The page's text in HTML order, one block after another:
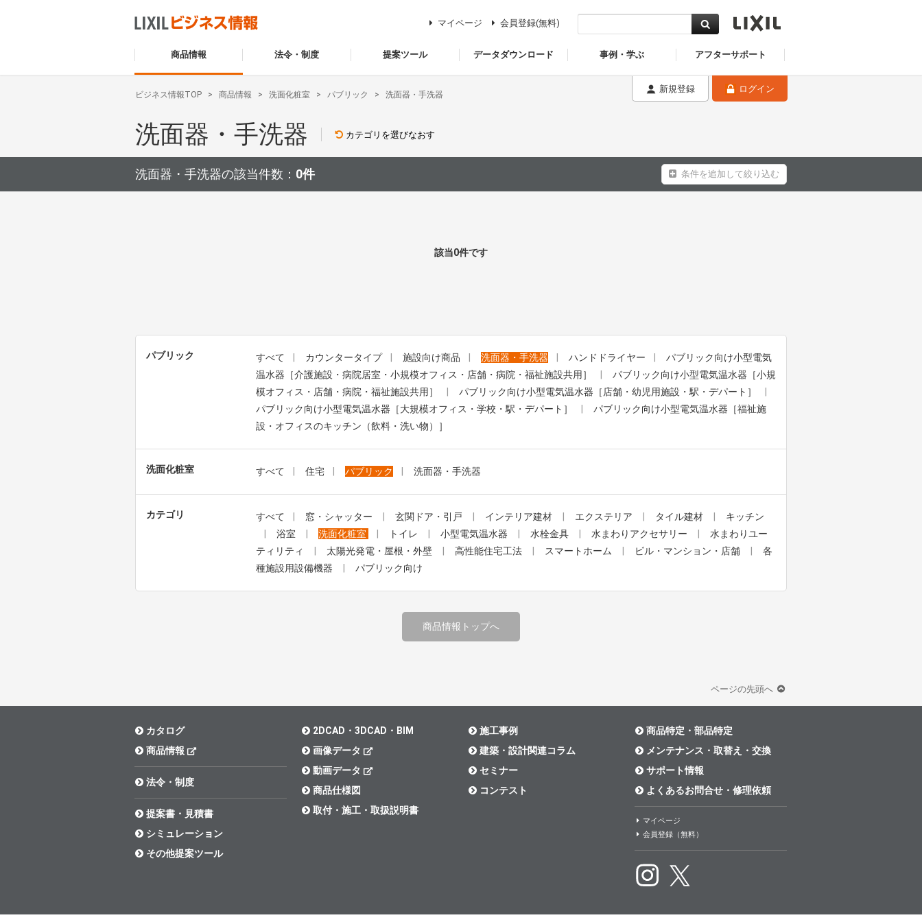
商品情報 法令・制度 提案ツール データダウンロード 事例・学ぶ アフターサポート
マイページ 会員登録(無料)
新規登録 ログイン
ビジネス情報TOP 商品情報 洗面化粧室 パブリック 洗面器・手洗器
洗面器・手洗器 カテゴリを選びなおす
洗面器・手洗器の該当件数： 0件 条件を追加して絞り込む
該当0件です
パブリック すべて カウンタータイプ 施設向け商品 洗面器・手洗器 ハンドドライヤー
パブリック向け小型電気
温水器［介護施設・病院居室・小規模オフィス・店舗・病院・福祉施設共用］
パブリック向け小型電気温水器［小規
模オフィス・店舗・病院・福祉施設共用］
パブリック向け小型電気温水器［店舗・幼児用施設・駅・デパート］
パブリック向け小型電気温水器［大規模オフィス・学校・駅・デパート］
パブリック向け小型電気温水器［福祉施
設・オフィスのキッチン（飲料・洗い物）］
洗面化粧室 すべて 住宅 パブリック 洗面器・手洗器
カテゴリ すべて 窓・シャッター 玄関ドア・引戸 インテリア建材 エクステリア タイル建材
キッチン
浴室
洗面化粧室 トイレ 小型電気温水器 水栓金具 水まわりアクセサリー
水まわりユー
ティリティ
太陽光発電・屋根・外壁 高性能住宅工法 スマートホーム ビル・マンション・店舗
各
種施設用設備機器
パブリック向け
商品情報トップへ
ページの先頭へ
カタログ
商品情報
法令・制度
提案書・見積書
シミュレーション
その他提案ツール
2DCAD・3DCAD・BIM
画像データ
動画データ
商品仕様図
取付・施工・取扱説明書
施工事例
建築・設計関連コラム
セミナー
コンテスト
商品特定・部品特定
メンテナンス・取替え・交換
サポート情報
よくあるお問合せ・修理依頼
マイページ
会員登録（無料）